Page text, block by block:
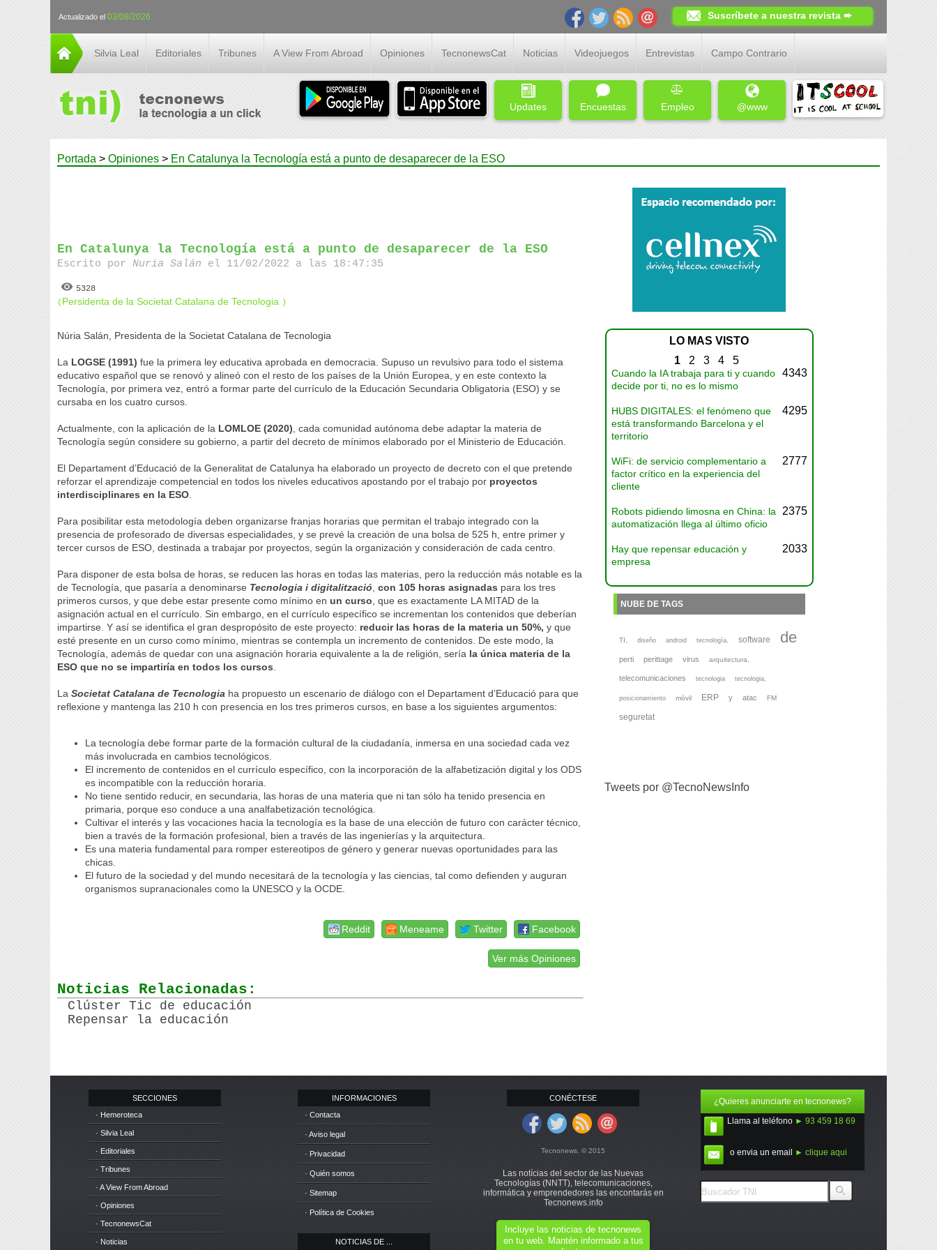
Actualizado el 03/08/2026 Suscríbete a nuestra revista ➨
Silvia Leal Editoriales Tribunes A View From Abroad Opiniones TecnonewsCat Noticias Videojuegos Entrevistas Campo Contrario
Updates Encuestas Empleo @www
Portada > Opiniones > En Catalunya la Tecnología está a punto de desaparecer de la ESO
En Catalunya la Tecnología está a punto de desaparecer de la ESO
Escrito porNuria Salán el 11/02/2022 a las 18:47:35
5328
( Persidenta de la Societat Catalana de Tecnologia )
Núria Salán, Presidenta de la Societat Catalana de Tecnologia
La LOGSE (1991) fue la primera ley educativa aprobada en democracia. Supuso un revulsivo para todo el sistema
educativo español que se renovó y alineó con el resto de los países de la Unión Europea, y en este contexto la
Tecnología, por primera vez, entró a formar parte del currículo de la Educación Secundaria Obligatoria (ESO) y se
cursaba en los cuatro cursos.
Actualmente, con la aplicación de la LOMLOE (2020) , cada comunidad autónoma debe adaptar la materia de
Tecnología según considere su gobierno, a partir del decreto de mínimos elaborado por el Ministerio de Educación.
El Departament d’Educació de la Generalitat de Catalunya ha elaborado un proyecto de decreto con el que pretende
reforzar el aprendizaje competencial en todos los niveles educativos apostando por el trabajo por proyectos
interdisciplinares en la ESO
Para posibilitar esta metodología deben organizarse franjas horarias que permitan el trabajo integrado con la
presencia de profesorado de diversas especialidades, y se prevé la creación de una bolsa de 525 h, entre primer y
tercer cursos de ESO, destinada a trabajar por proyectos, según la organización y consideración de cada centro.
Para disponer de esta bolsa de horas, se reducen las horas en todas las materias, pero la reducción más notable es la
de Tecnología, que pasaría a denominarse Tecnologia i digitalització ,con 105 horas asignadas para los tres
primeros cursos, y que debe estar presente como mínimo enun curso , que es exactamente LA MITAD de la
asignación actual en el currículo. Sin embargo, en el currículo específico se incrementan los contenidos que deberían
impartirse. Y así se identifica el gran despropósito de este proyecto: reducir las horas de la materia un 50%, y que
esté presente en un curso como mínimo, mientras se contempla un incremento de contenidos. De este modo, la
Tecnología, además de quedar con una asignación horaria equivalente a la de religión, sería la única materia de la
ESO que no se impartiría en todos los cursos
LaSocietat Catalana de Tecnologia ha propuesto un escenario de diálogo con el Departament d’Educació para que
reflexione y mantenga las 210 h con presencia en los tres primeros cursos, en base a los siguientes argumentos:
La tecnología debe formar parte de la formación cultural de la ciudadanía, inmersa en una sociedad cada vez
más involucrada en cambios tecnológicos.
El incremento de contenidos en el currículo específico, con la incorporación de la alfabetización digital y los ODS
es incompatible con la reducción horaria.
No tiene sentido reducir, en secundaria, las horas de una materia que ni tan sólo ha tenido presencia en
primaria, porque eso conduce a una analfabetización tecnológica.
Cultivar el interés y las vocaciones hacia la tecnología es la base de una elección de futuro con carácter técnico,
bien a través de la formación profesional, bien a través de las ingenierías y la arquitectura.
Es una materia fundamental para romper estereotipos de género y generar nuevas oportunidades para las
chicas.
El futuro de la sociedad y del mundo necesitará de la tecnología y las ciencias, tal como defienden y auguran
organismos supranacionales como la UNESCO y la OCDE.
Facebook
Twitter
Meneame
Reddit
Ver más Opiniones
Noticias Relacionadas:
Clúster Tic de educación
Repensar la educación
LO MAS VISTO
1 2 3 4 5
Cuando la IA trabaja para ti y cuando
decide por ti, no es lo mismo
4343
HUBS DIGITALES: el fenómeno que
está transformando Barcelona y el
territorio
4295
WiFi: de servicio complementario a
factor crítico en la experiencia del
cliente
2777
Robots pidiendo limosna en China: la
automatización llega al último oficio
2375
Hay que repensar educación y
empresa
2033
NUBE DE TAGS
TI, diseño android tecnología, software de
perti perittage virus arquitectura,
telecomunicaciones tecnologia tecnologia,
posicionamiento móvil ERP y atac FM
seguretat
Tweets por @TecnoNewsInfo
SECCIONES
· Hemeroteca
· Silvia Leal
· Editoriales
· Tribunes
· A View From Abroad
· Opiniones
· TecnonewsCat
· Noticias
INFORMACIONES
· Contacta
· Aviso legal
· Privacidad
· Quién somos
· Sitemap
· Política de Cookies
NOTICIAS DE ...
CONÉCTESE
Tecnonews. © 2015
Las notícias del sector de las Nuevas
Tecnologías (NNTT), telecomunicaciones,
informática y emprendedores las encontarás en
Tecnonews.info
Incluye las noticias de tecnonews
en tu web. Mantén informado a tus
¿Quieres anunciarte en tecnonews?
Llama al teléfono ► 93 459 18 69
o envia un email ► clique aqui